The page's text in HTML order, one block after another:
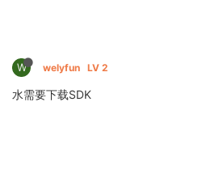
W welyfun LV 2
水需要下载SDK